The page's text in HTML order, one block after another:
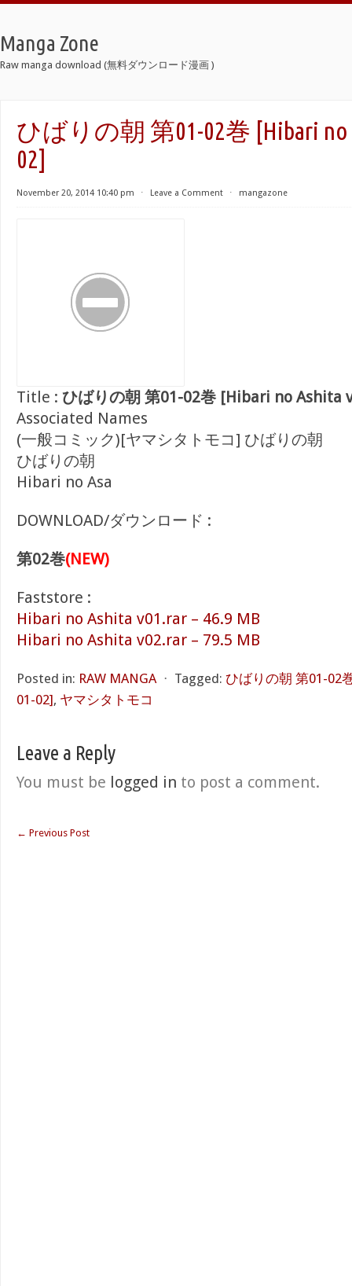
Manga Zone
Raw manga download (無料ダウンロード漫画 )
ひばりの朝 第01-02巻 [Hibari no
02]
November 20, 2014 10:40 pm ⋅ Leave a Comment ⋅ mangazone
Title : ひばりの朝 第01-02巻 [Hibari no Ashita
Associated Names
(一般コミック)[ヤマシタトモコ] ひばりの朝
ひばりの朝
Hibari no Asa
DOWNLOAD/ダウンロード :
第02巻(NEW)
Faststore :
Hibari no Ashita v01.rar – 46.9 MB
Hibari no Ashita v02.rar – 79.5 MB
Posted in: RAW MANGA ⋅ Tagged: ひばりの朝 第01-02
01-02], ヤマシタトモコ
Leave a Reply
You must be logged in to post a comment.
← Previous Post